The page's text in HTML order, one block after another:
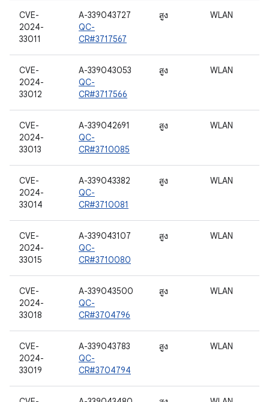
CVE-
2024-
33011
A-339043727
QC-
CR#3717567
สูง WLAN
CVE-
2024-
33012
A-339043053
QC-
CR#3717566
สูง WLAN
CVE-
2024-
33013
A-339042691
QC-
CR#3710085
สูง WLAN
CVE-
2024-
33014
A-339043382
QC-
CR#3710081
สูง WLAN
CVE-
2024-
33015
A-339043107
QC-
CR#3710080
สูง WLAN
CVE-
2024-
33018
A-339043500
QC-
CR#3704796
สูง WLAN
CVE-
2024-
33019
A-339043783
QC-
CR#3704794
สูง WLAN